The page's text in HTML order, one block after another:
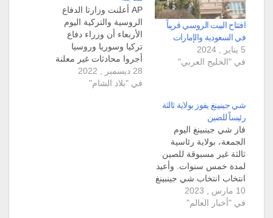
افتتاح البيت الروسي قريباً
في السعودية والإمارات
5 يناير , 2024
في "الخليج العربي"
AP أعلنت وزارتا الدفاع
الروسية والتركية اليوم
الأربعاء أن وزراء دفاع
تركيا وسوريا وروسيا
أجروا محادثات غير معلنة
مسبقاً في موسكو. ويعتبر
هذا الاجتماع الأول بين
28 ديسمبر , 2022
في "بلاد الشام"
شي جينبينغ يفوز بولاية ثالثة
رئيساً للصين
فاز شي جينبينغ اليوم
الجمعة، بولاية رئاسية
ثالثة غير مسبوقة للصين
لمدة خمس سنوات. وأعيد
انتخاب انتخاب شي جينبينغ
رئيسا للصين لولاية ثالثة،
بتصويت النواب بالإجماع
10 مارس , 2023
في "أخبار العالم"